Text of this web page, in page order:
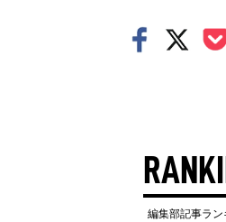
編集部記事ラン